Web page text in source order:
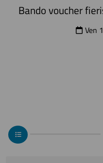
Bando voucher
Ven